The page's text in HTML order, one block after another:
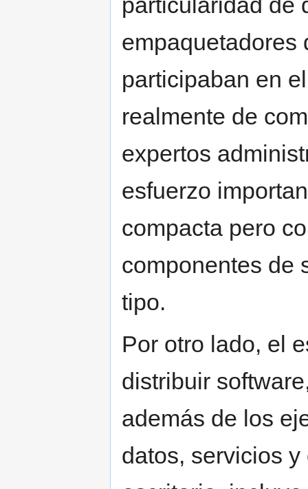
empaquetadores
participaban en
realmente de
expertos
esfuerzo
compacta pero
componentes de
tipo.
Por otro lado, el
distribuir
además de los
datos, servicios